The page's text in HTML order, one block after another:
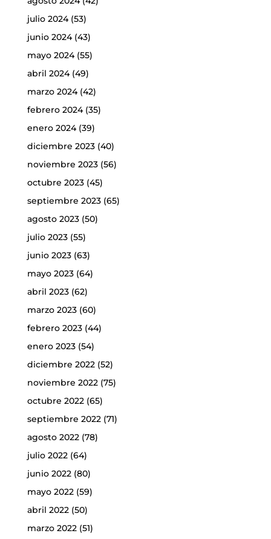
julio 2024(53)
junio 2024(43)
mayo 2024(55)
abril 2024(49)
marzo 2024(42)
febrero 2024(35)
enero 2024(39)
diciembre 2023(40)
noviembre 2023(56)
octubre 2023(45)
septiembre 2023(65)
agosto 2023(50)
julio 2023(55)
junio 2023(63)
mayo 2023(64)
abril 2023(62)
marzo 2023(60)
febrero 2023(44)
enero 2023(54)
diciembre 2022(52)
noviembre 2022(75)
octubre 2022(65)
septiembre 2022(71)
agosto 2022(78)
julio 2022(64)
junio 2022(80)
mayo 2022(59)
abril 2022(50)
marzo 2022(51)